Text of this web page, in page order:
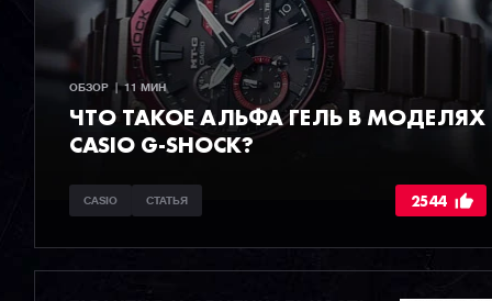
ОБЗОР  |  11 МИН
ЧТО ТАКОЕ АЛЬФА ГЕЛЬ В МОДЕЛЯХ
CASIO G-SHOCK?
CASIO СТАТЬЯ 2544